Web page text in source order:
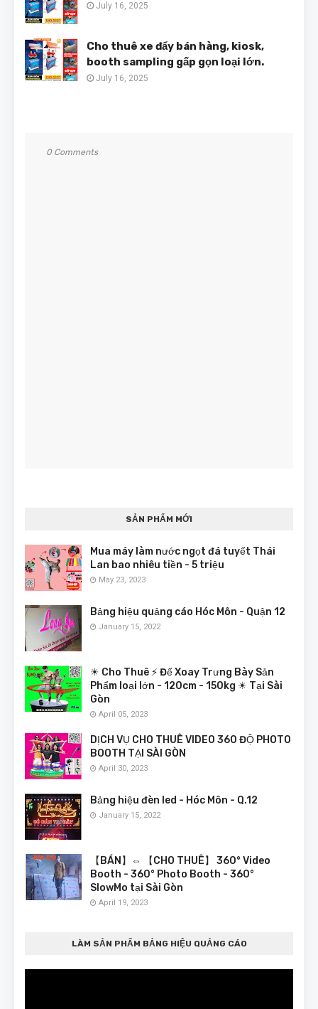
July 16, 2025
Cho thuê xe đẩy bán hàng, kiosk,
booth sampling gấp gọn loại lớn.
July 16, 2025
0 Comments
SẢN PHẨM MỚI
Mua máy làm nước ngọt đá tuyết Thái
Lan bao nhiêu tiền - 5 triệu
May 23, 2023
Bảng hiệu quảng cáo Hóc Môn - Quận 12
January 15, 2022
☀ Cho Thuê ⚡ Đế Xoay Trưng Bày Sản
Phẩm loại lớn - 120cm - 150kg ☀ Tại Sài
Gòn
April 05, 2023
DỊCH VỤ CHO THUÊ VIDEO 360 ĐỘ PHOTO
BOOTH TẠI SÀI GÒN
April 30, 2023
Bảng hiệu đèn led - Hóc Môn - Q.12
January 15, 2022
【BÁN】⇔ 【CHO THUÊ】 360° Video
Booth - 360° Photo Booth - 360°
SlowMo tại Sài Gòn
April 19, 2023
LÀM SẢN PHẨM BẢNG HIỆU QUẢNG CÁO